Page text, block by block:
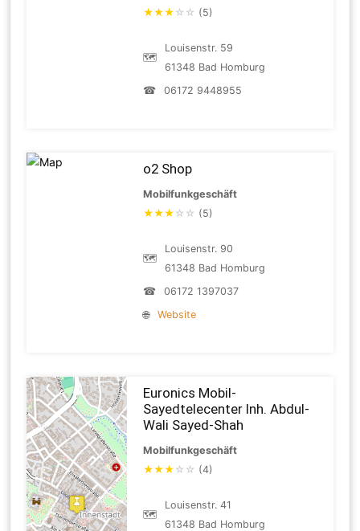
★★★ ☆ ☆ (5)
🗺
Louisenstr. 59
61348 Bad Homburg
☎
06172 9448955
o2 Shop
Mobilfunkgeschäft
★★★ ☆ ☆ (5)
🗺
Louisenstr. 90
61348 Bad Homburg
☎
06172 1397037
🌐
Website
Euronics Mobil-
Sayedtelecenter Inh. Abdul-
Wali Sayed-Shah
Mobilfunkgeschäft
★★★ ☆ ☆ (4)
🗺
Louisenstr. 41
61348 Bad Homburg